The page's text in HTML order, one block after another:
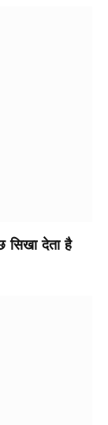
देता है